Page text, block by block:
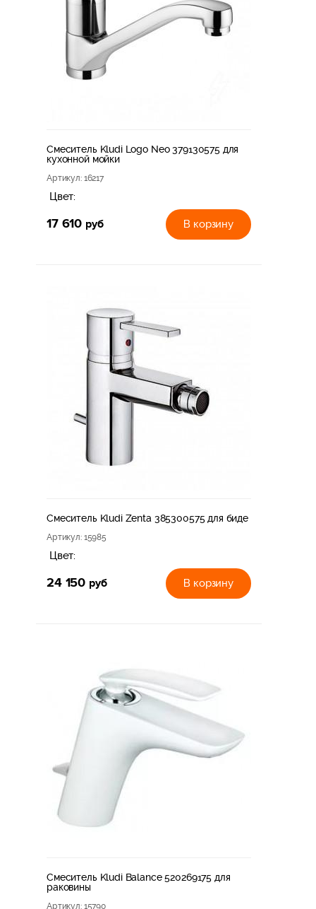
Смеситель Kludi Logo Neo 379130575 для
кухонной мойки
Артикул: 16217
Цвет:
17 610 руб В корзину
Смеситель Kludi Zenta 385300575 для биде
Артикул: 15985
Цвет:
24 150 руб В корзину
Смеситель Kludi Balance 520269175 для
раковины
Артикул: 15790